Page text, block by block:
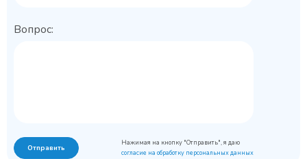
Вопрос:
Отправить
Нажимая на кнопку "Отправить", я даю
согласие на обработку персональных данных